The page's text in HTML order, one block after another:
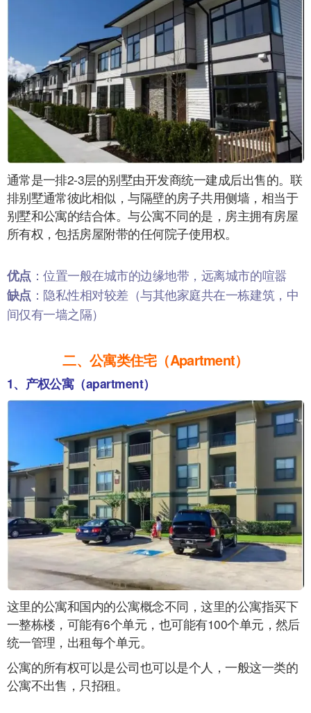
通常是一排2-3层的别墅由开发商统一建成后出售的。联
排别墅通常彼此相似，与隔壁的房子共用侧墙，相当于
别墅和公寓的结合体。与公寓不同的是，房主拥有房屋
所有权，包括房屋附带的任何院子使用权。
优点 ：位置一般在城市的边缘地带，远离城市的喧嚣
缺点 ：隐私性相对较差（与其他家庭共在一栋建筑，中
间仅有一墙之隔）
二、公寓类住宅（Apartment）
1、产权公寓（apartment）
这里的公寓和国内的公寓概念不同，这里的公寓指买下
一整栋楼，可能有6个单元，也可能有100个单元，然后
统一管理，出租每个单元。
公寓的所有权可以是公司也可以是个人，一般这一类的
公寓不出售，只招租。